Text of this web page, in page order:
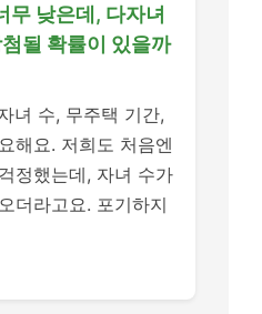
무 낮은데, 다자녀
될 확률이 있을까
녀 수, 무주택 기간,
해요. 저희도 처음엔
정했는데, 자녀 수가
더라고요. 포기하지